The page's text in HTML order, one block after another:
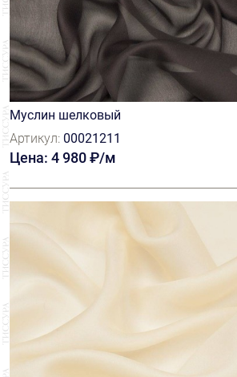
Муслин шелковый
Артикул: 00021211
Цена: 4 980 ₽/м